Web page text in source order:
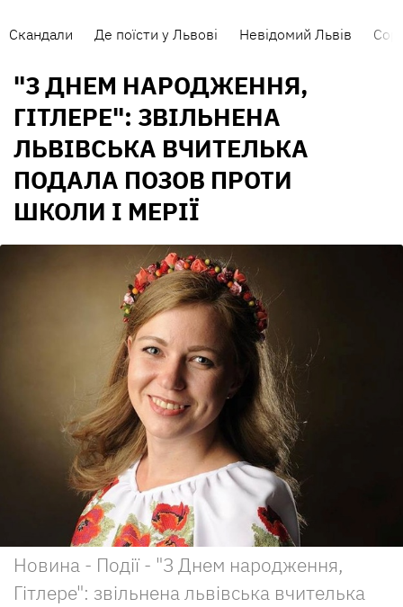
Скандали Де поїсти у Львові Невідомий Львів
"З ДНЕМ НАРОДЖЕННЯ,
ГІТЛЕРЕ": ЗВІЛЬНЕНА
ЛЬВІВСЬКА ВЧИТЕЛЬКА
ПОДАЛА ПОЗОВ ПРОТИ
ШКОЛИ І МЕРІЇ
Новина - Події - "З Днем народження,
Гітлере": звільнена львівська вчителька